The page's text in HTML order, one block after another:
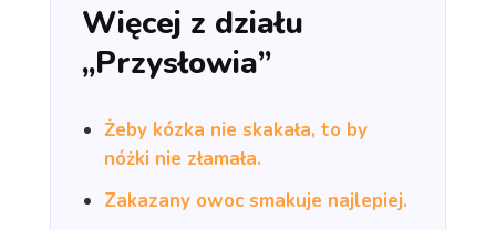
Więcej z działu
„Przysłowia”
Żeby kózka nie skakała, to by
nóżki nie złamała.
Zakazany owoc smakuje najlepiej.